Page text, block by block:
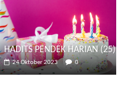
HADITS PENDEK HARIAN (25)
24 Oktober 2023 0